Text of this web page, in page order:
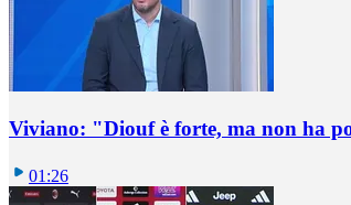
Viviano: "Diouf è forte, ma non ha
01:26